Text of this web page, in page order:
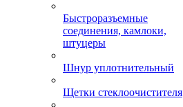
Быстроразъемные
соединения, камлоки,
штуцеры
Шнур уплотнительный
Щетки стеклоочистителя